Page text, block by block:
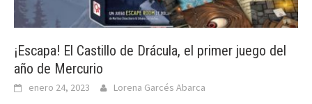
¡Escapa! El Castillo de Drácula, el primer juego del
año de Mercurio
enero 24, 2023 Lorena Garcés Abarca